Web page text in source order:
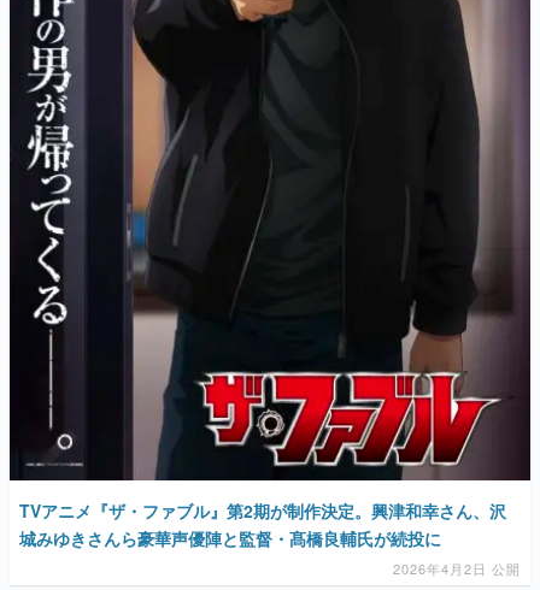
TVアニメ『ザ・ファブル』第2期が制作決定。興津和幸さん、沢
城みゆきさんら豪華声優陣と監督・髙橋良輔氏が続投に
2026年4月2日 公開